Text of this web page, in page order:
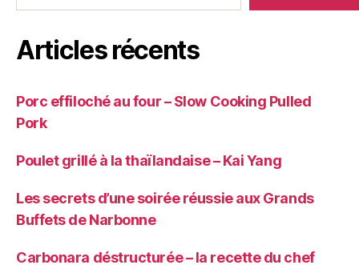
Articles récents
Porc effiloché au four – Slow Cooking Pulled
Pork
Poulet grillé à la thaïlandaise – Kai Yang
Les secrets d’une soirée réussie aux Grands
Buffets de Narbonne
Carbonara déstructurée – la recette du chef